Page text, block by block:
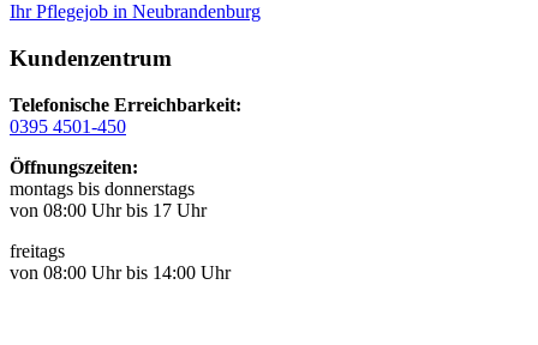
Ihr Pflegejob in Neubrandenburg
Kundenzentrum
Telefonische Erreichbarkeit:
0395 4501-450
Öffnungszeiten:
montags bis donnerstags
von 08:00 Uhr bis 17 Uhr
freitags
von 08:00 Uhr bis 14:00 Uhr